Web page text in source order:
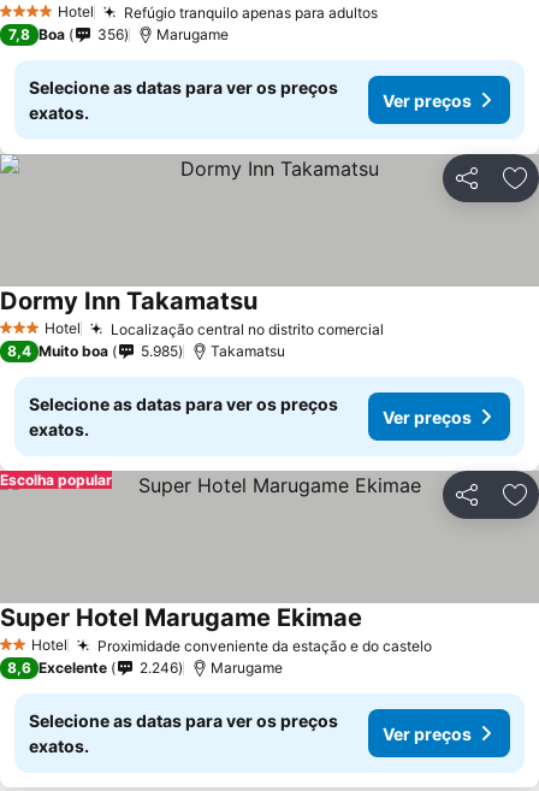
4 EstrelasHotel Refúgio tranquilo apenas para adultos
7,8 Boa 356 Marugame
Selecione as datas para ver os preços
exatos.
Ver preços
Partilhar
3 EstrelasHotel Localização central no distrito comercial
Dormy Inn Takamatsu
8,4 Muito boa 5.985 Takamatsu
Selecione as datas para ver os preços
exatos.
Ver preços
Partilhar
Escolha popular
2 Estrelas
Hotel Proximidade conveniente da estação e do castelo
Super Hotel Marugame Ekimae
8,6 Excelente 2.246 Marugame
Selecione as datas para ver os preços
exatos.
Ver preços